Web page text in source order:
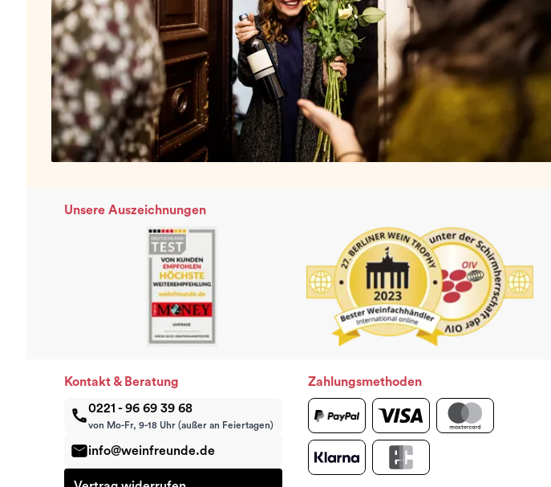
Unsere Auszeichnungen
Kontakt & Beratung
0221 - 96 69 39 68
von Mo-Fr, 9-18 Uhr (außer an Feiertagen)
info@weinfreunde.de
Zahlungsmethoden